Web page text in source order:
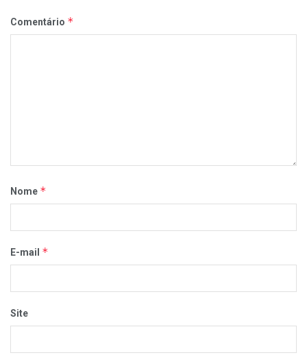
Comentário *
Nome *
E-mail *
Site